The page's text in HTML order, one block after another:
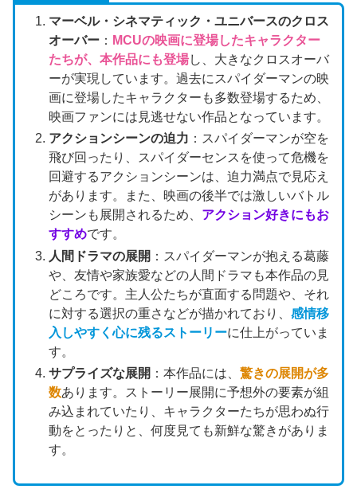
マーベル・シネマティック・ユニバースのクロス
オーバー： MCUの映画に登場したキャラクター
たちが、本作品にも登場し、大きなクロスオーバ
ーが実現しています。過去にスパイダーマンの映
画に登場したキャラクターも多数登場するため、
映画ファンには見逃せない作品となっています。
アクションシーンの迫力 ：スパイダーマンが空を
飛び回ったり、スパイダーセンスを使って危機を
回避するアクションシーンは、迫力満点で見応え
があります。また、映画の後半では激しいバトル
シーンも展開されるため、 アクション好きにもお
すすめです。
人間ドラマの展開 ：スパイダーマンが抱える葛藤
や、友情や家族愛などの人間ドラマも本作品の見
どころです。主人公たちが直面する問題や、それ
に対する選択の重さなどが描かれており、 感情移
入しやすく心に残るストーリーに仕上がっていま
す。
サプライズな展開 ：本作品には、 驚きの展開が多
数あります。ストーリー展開に予想外の要素が組
み込まれていたり、キャラクターたちが思わぬ行
動をとったりと、何度見ても新鮮な驚きがありま
す。